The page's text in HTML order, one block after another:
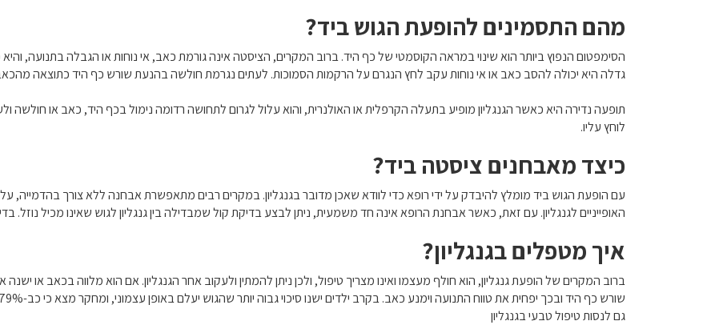
מהם התסמינים להופעת הגוש ביד?
הסימפטום הנפוץ ביותר הוא שינוי במראה הקוסמטי של כף היד. ברוב המקרים, הציסטה אינה גורמת כאב, אי נוחות או הגבלה בתנועה,
גדלה היא יכולה להסב כאב או אי נוחות עקב לחץ הנגרם על הרקמות הסמוכות. לעתים נגרמת חולשה בהנעת שורש כף היד כתוצאה
תופעה נדירה היא כאשר הגנגליון מופיע בתעלה הקרפלית או האולנרית, והוא עלול לגרום לתחושה רדומה נימול בכף היד, כאב או חולשה
לוחץ עליו.
כיצד מאבחנים ציסטה ביד?
עם הופעת הגוש ביד מומלץ להיבדק על ידי רופא כדי לוודא שאכן מדובר בגנגליון. במקרים רבים מתאפשרת אבחנה ללא צורך בהדמייה,
האופייניים לגנגליון. עם זאת, כאשר אבחנת הרופא אינה חד משמעית, ניתן לבצע בדיקת קול שמבדילה בין גנגליון לגוש שאינו מכיל נוזל.
איך מטפלים בגנגליון?
ברוב המקרים של הופעת גנגליון, הוא חולף מעצמו ואינו מצריך טיפול, ולכן ניתן להמתין ולעקוב אחר הגנגליון. אם הוא מלווה בכאב או ישנה
גם לנסות טיפול טבעי בגנגליון